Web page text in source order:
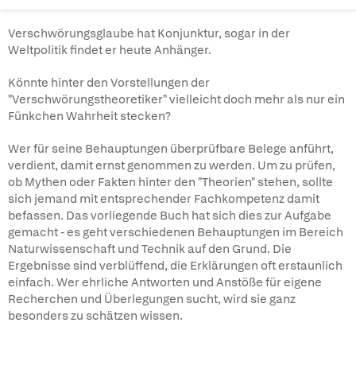
Verschwörungsglaube hat Konjunktur, sogar in der
Weltpolitik findet er heute Anhänger.
Könnte hinter den Vorstellungen der
"Verschwörungstheoretiker" vielleicht doch mehr als nur ein
Fünkchen Wahrheit stecken?
Wer für seine Behauptungen überprüfbare Belege anführt,
verdient, damit ernst genommen zu werden. Um zu prüfen,
ob Mythen oder Fakten hinter den "Theorien" stehen, sollte
sich jemand mit entsprechender Fachkompetenz damit
befassen. Das vorliegende Buch hat sich dies zur Aufgabe
gemacht - es geht verschiedenen Behauptungen im Bereich
Naturwissenschaft und Technik auf den Grund. Die
Ergebnisse sind verblüffend, die Erklärungen oft erstaunlich
einfach. Wer ehrliche Antworten und Anstöße für eigene
Recherchen und Überlegungen sucht, wird sie ganz
besonders zu schätzen wissen.